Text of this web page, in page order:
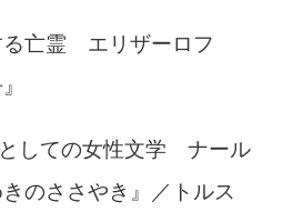
亡霊 エリザーロフ
しての女性文学 ナール
のささやき』／トルス